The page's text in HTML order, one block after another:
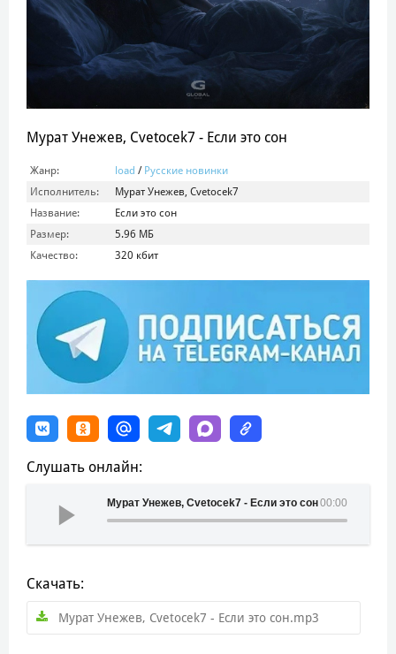
Мурат Унежев, Cvetocek7 - Если это сон
Жанр: load / Русские новинки
Исполнитель:
Мурат Унежев, Cvetocek7
Название:
Если это сон
Размер:
5.96 МБ
Качество:
320 кбит
Слушать онлайн:
00:00
Мурат Унежев, Cvetocek7 - Если это сон
Скачать:
Мурат Унежев, Cvetocek7 - Если это сон.mp3